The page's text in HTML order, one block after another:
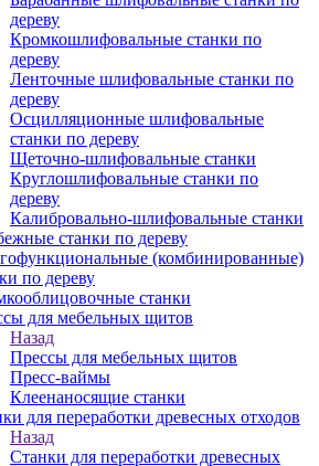
дереву
Кромкошлифовальные станки по
дереву
Ленточные шлифовальные станки по
дереву
Осцилляционные шлифовальные
станки по дереву
Щеточно-шлифовальные станки
Круглошлифовальные станки по
дереву
Калибровально-шлифовальные станки
станки по дереву
(комбинированные)
по дереву
станки
для мебельных щитов
Назад
Прессы для мебельных щитов
Пресс-ваймы
Клеенаносящие станки
для переработки древесных отходов
Назад
Станки для переработки древесных